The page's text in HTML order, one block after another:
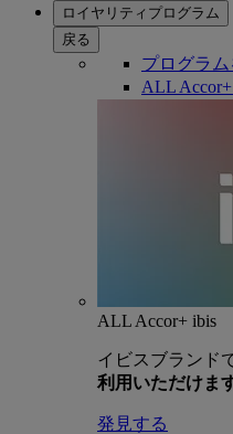
ロイヤリティプログラム
戻る
プログラ
ALL
ALL Accor+ ibis
イビスブランド
利用いただけま
発見する